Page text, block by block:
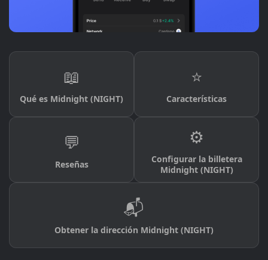
📖
Qué es Midnight (NIGHT)
⭐
Características
💬
Reseñas
⚙️
Configurar la billetera
Midnight (NIGHT)
📬
Obtener la dirección Midnight (NIGHT)